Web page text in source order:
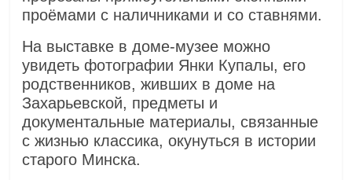
проёмами с наличниками и со ставнями.
На выставке в доме-музее можно
увидеть фотографии Янки Купалы, его
родственников, живших в доме на
Захарьевской, предметы и
документальные материалы, связанные
с жизнью классика, окунуться в истории
старого Минска.